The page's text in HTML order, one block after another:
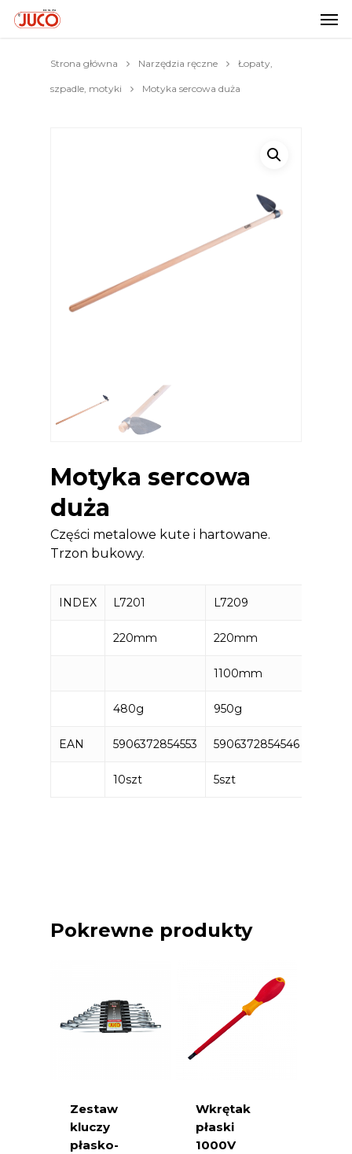
Strona główna Narzędzia ręczne Łopaty,
szpadle, motyki Motyka sercowa duża
Motyka sercowa
duża
Części metalowe kute i hartowane.
Trzon bukowy.
INDEX L7201 L7209
220mm 220mm
1100mm
480g 950g
EAN 5906372854553 5906372854546
10szt 5szt
Pokrewne produkty
Zestaw
kluczy
płasko-
Wkrętak
płaski
1000V